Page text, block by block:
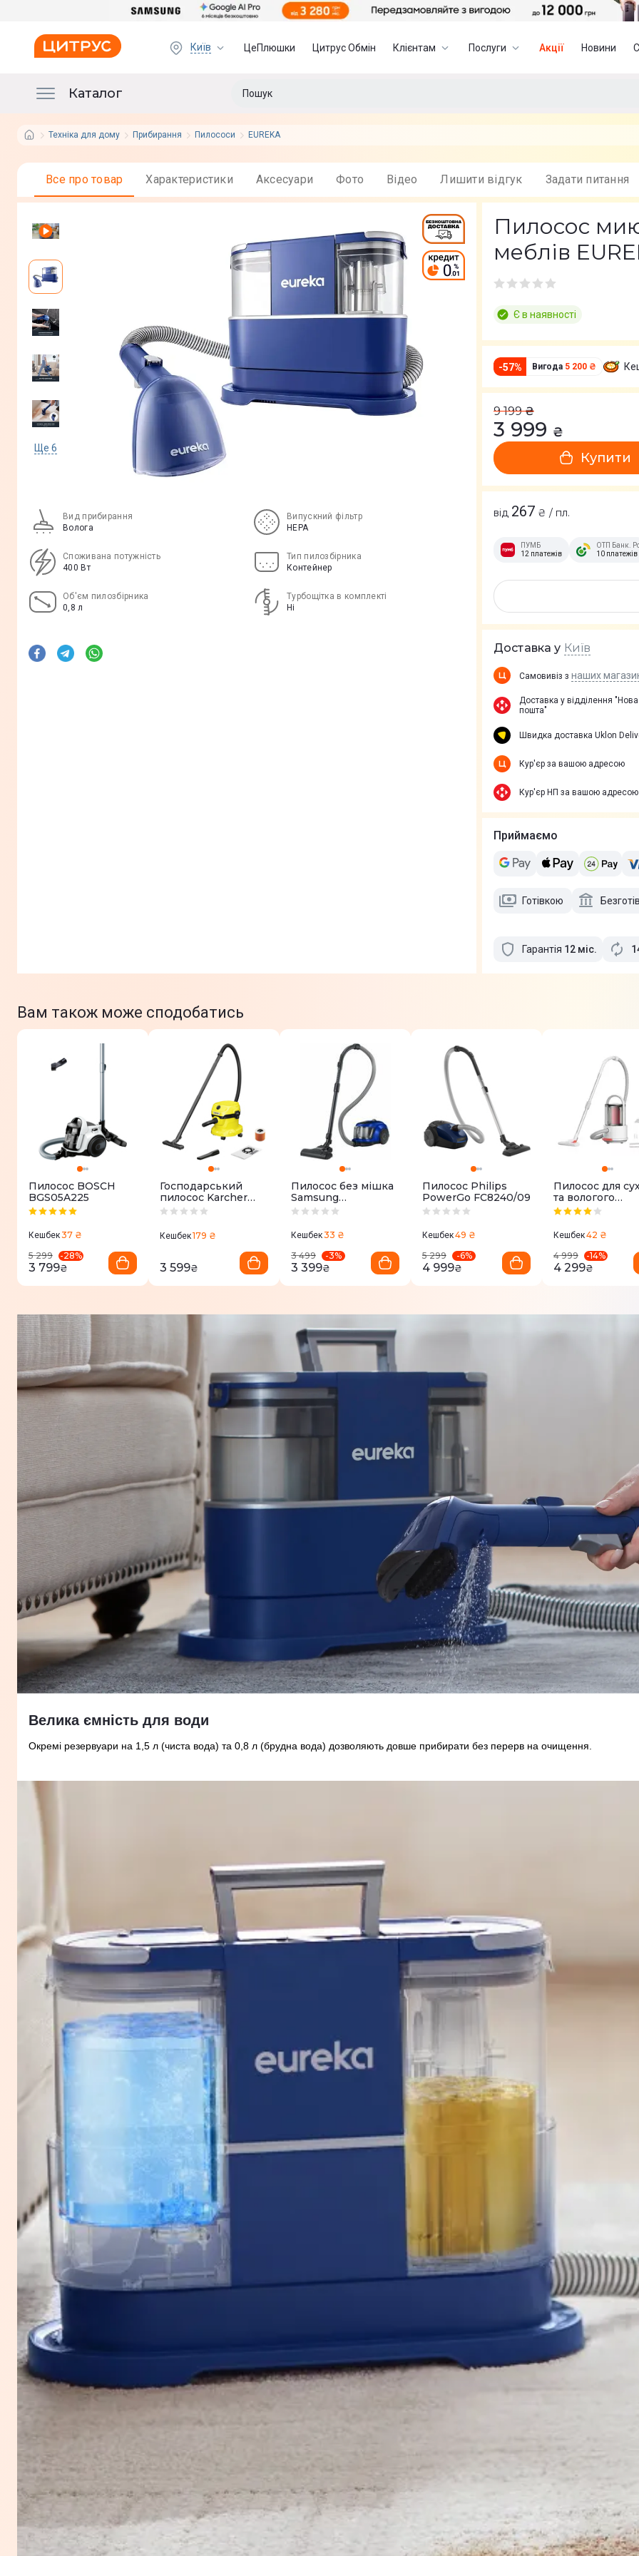
Київ ЦеПлюшки Цитрус Обмін Клієнтам Послуги Акції Новини
Каталог
Техніка для дому Прибирання Пилососи EUREKA
Все про товар Характеристики Аксесуари Фото Вiдео Лишити вiдгук Задати питання
Ще 6
Вид прибирання
Волога
Випускний фільтр
HEPA
Споживана потужність
400 Вт
Тип пилозбірника
Контейнер
Об'єм пилозбірника
0,8 л
Турбощітка в комплекті
Ні
Пилосос
меблів
Є в наявності
-57% Вигода 5 200 ₴
9 199 ₴
3 999 ₴
Купити
від 267 ₴ / пл.
ПУМБ
12 платежів
ОТП Банк.
10 платежів
Доставка у Київ
Самовивіз з наших
Доставка у вiддiлення "Нова
пошта"
Швидка доставка Uklon
Кур'єр за вашою адресою
Кур'єр НП за вашою адресою
Приймаємо
Готівкою
Гарантія 12 міс.
Вам також може сподобатись
Пилосос BOSCH
BGS05A225
Кешбек37 ₴
5 299
-28%
3 799₴
Господарський
пилосос Kаrcher
WD 2 PLUS V-
Кешбек179 ₴
3 599₴
Пилосос без мішка
Samsung
VCC45W0S36/UK
Кешбек33 ₴
3 499
-3%
3 399₴
Пилосос Philips
PowerGo FC8240/09
Кешбек49 ₴
5 299
-6%
4 999₴
Пилосос для
та вологого
прибирання
Cleaner (Wet and
Кешбек42 ₴
4 999
-14%
4 299₴
Велика ємність для води
Окремі резервуари на 1,5 л (чиста вода) та 0,8 л (брудна вода) дозволяють довше прибирати без перерв на очищення.